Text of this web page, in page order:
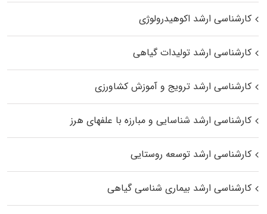
کارشناسی ارشد اکوهیدرولوژی
کارشناسی ارشد تولیدات گیاهی
کارشناسی ارشد ترویج و آموزش کشاورزی
کارشناسی ارشد شناسایی و مبارزه با علفهای هرز
کارشناسی ارشد توسعه روستایی
کارشناسی ارشد بیماری‌ شناسی گیاهی